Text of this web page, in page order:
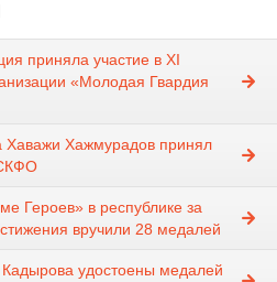
приняла участие в XI
«Молодая Гвардия
Хажмурадов принял
Героев» в республике за
вручили 28 медалей
удостоены медалей